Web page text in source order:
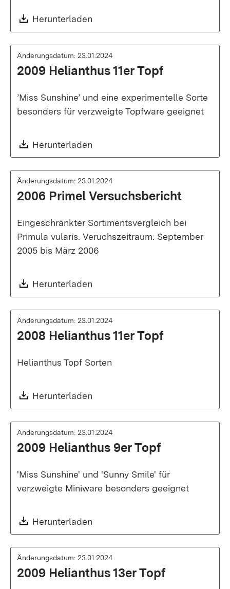
Download:
Herunterladen
Änderungsdatum: 23.01.2024
2009 Helianthus 11er Topf
’Miss Sunshine’ und eine experimentelle Sorte
besonders für verzweigte Topfware geeignet
Download:
Herunterladen
Änderungsdatum: 23.01.2024
2006 Primel Versuchsbericht
Eingeschränkter Sortimentsvergleich bei
Primula vularis. Veruchszeitraum: September
2005 bis März 2006
Download:
Herunterladen
Änderungsdatum: 23.01.2024
2008 Helianthus 11er Topf
Helianthus Topf Sorten
Download:
Herunterladen
Änderungsdatum: 23.01.2024
2009 Helianthus 9er Topf
'Miss Sunshine' und 'Sunny Smile' für
verzweigte Miniware besonders geeignet
Download:
Herunterladen
Änderungsdatum: 23.01.2024
2009 Helianthus 13er Topf